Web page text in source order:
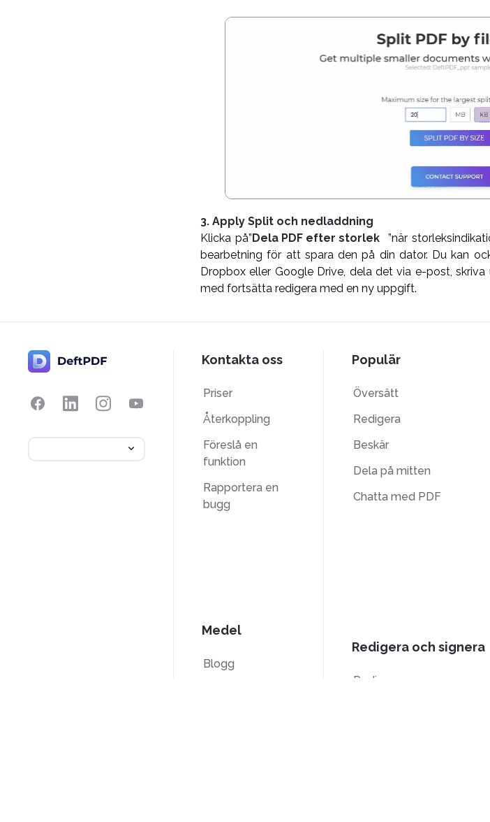
3. Apply Split och nedladdning
Klicka på”Dela PDF efter storlek ”när
bearbetning för att spara den på din dator. Du kan
Dropbox eller Google Drive, dela det via e-post,
med fortsätta redigera med en ny uppgift.
Kontakta oss
Priser
Återkoppling
Föreslå en
funktion
Rapportera en
bugg
Medel
Blogg
Populär
Översätt
Redigera
Beskär
Dela på mitten
Chatta med PDF
Redigera och signera
Redigera